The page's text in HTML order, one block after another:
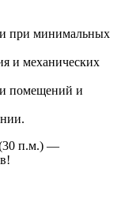
при минимальных
и механических
помещений и
п.м.) —